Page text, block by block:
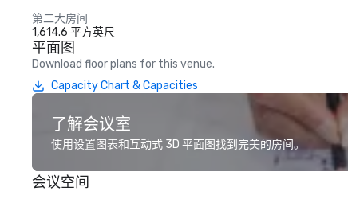
第二大房间
1,614.6 平方英尺
平面图
Download floor plans for this venue.
Capacity Chart & Capacities
了解会议室
使用设置图表和互动式 3D 平面图找到完美的房间。
会议空间